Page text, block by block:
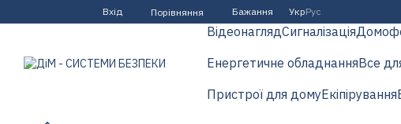
Перейти до основного контенту
Вхід Порівняння Бажання УкрРус
ВідеонаглядСигналізація
Енергетичне обладнанняВсе
Пристрої для домуЕкіпірування